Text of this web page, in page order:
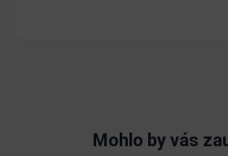
Mohlo by vás